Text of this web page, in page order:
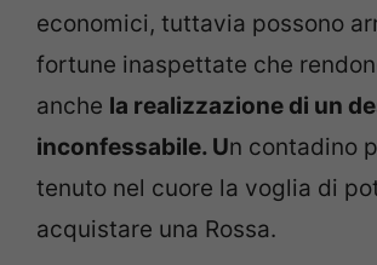
economici, tuttavia possono
fortune inaspettate che
anche la realizzazione di un
inconfessabile. Un contadino
tenuto nel cuore la voglia di
acquistare una Rossa.